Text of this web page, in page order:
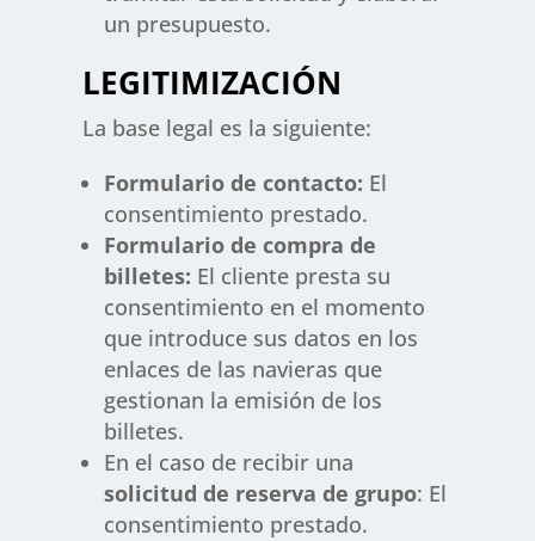
un presupuesto.
LEGITIMIZACIÓN
La base legal es la siguiente:
Formulario de contacto: El
consentimiento prestado.
Formulario de compra de
billetes: El cliente presta su
consentimiento en el momento
que introduce sus datos en los
enlaces de las navieras que
gestionan la emisión de los
billetes.
En el caso de recibir una
solicitud de reserva de grupo: El
consentimiento prestado.